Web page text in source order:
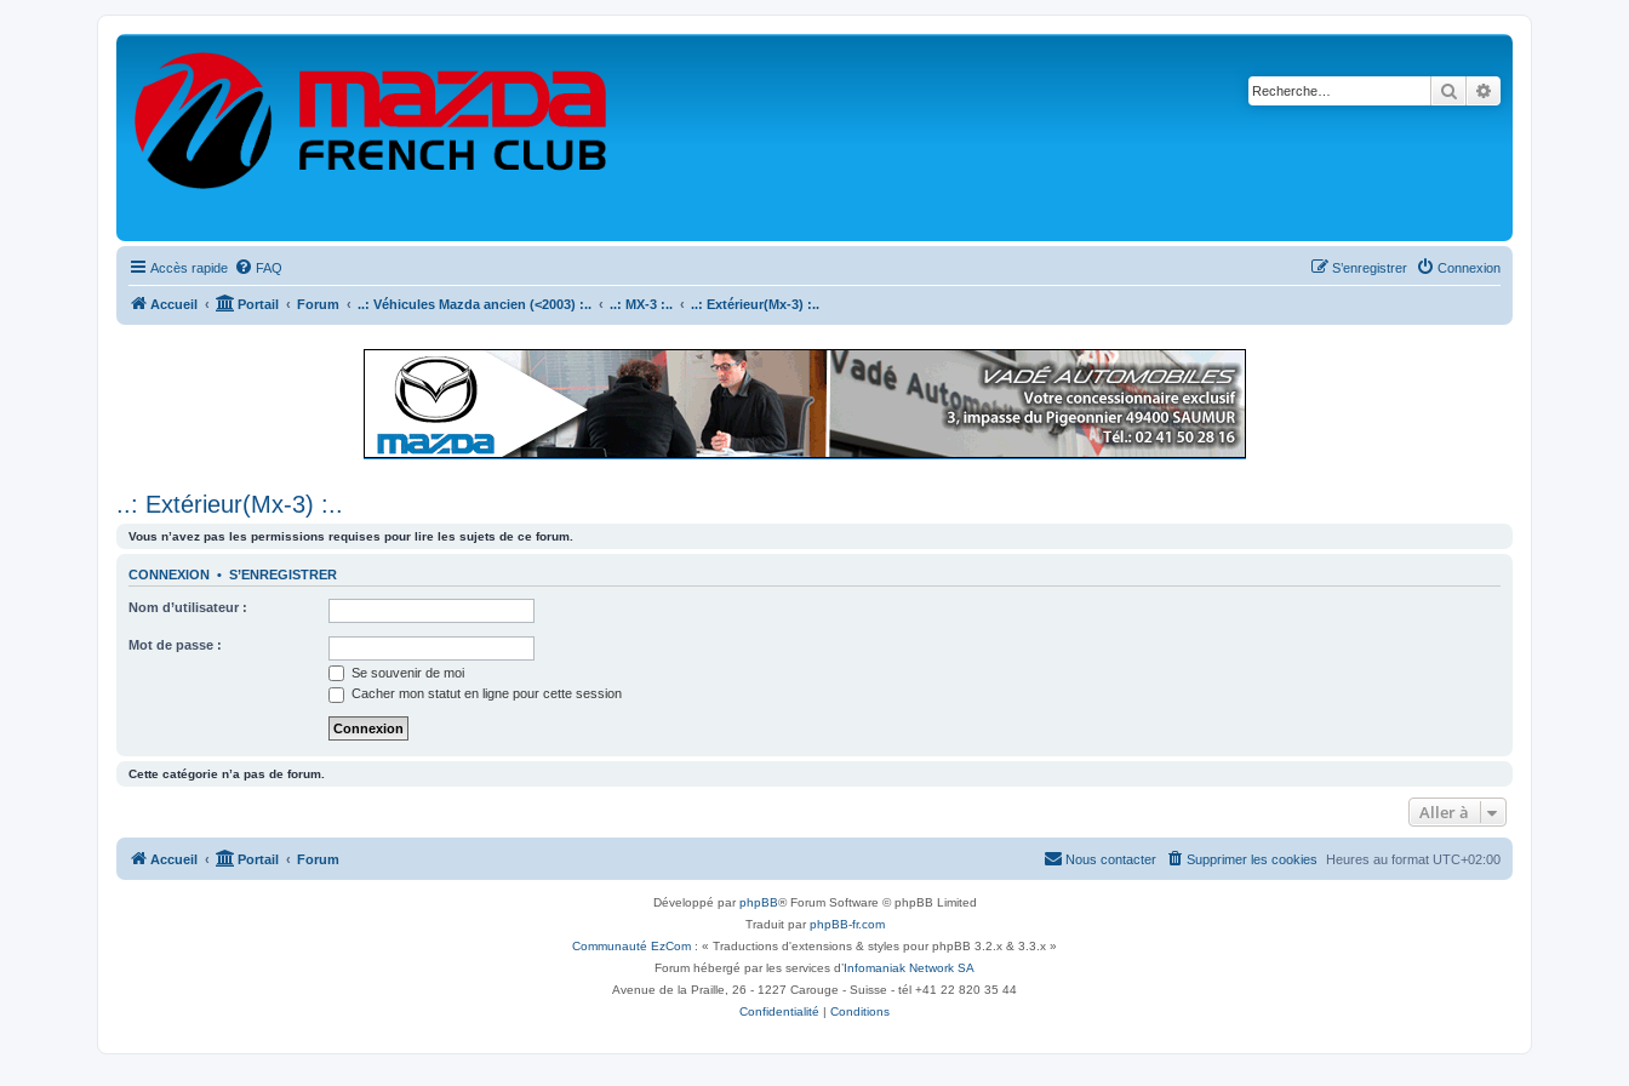
Rechercher
Accès rapide FAQ Connexion
S’enregistrer
Accueil Portail Forum ..: Véhicules Mazda ancien (<2003) :.. ..: MX-3 :.. ..: Extérieur(Mx-3) :..
..: Extérieur(Mx-3) :..
Vous n’avez pas les permissions requises pour lire les sujets de ce forum.
CONNEXION • S’ENREGISTRER
Nom d’utilisateur :
Mot de passe :
Se souvenir de moi
Cacher mon statut en ligne pour cette session
Cette catégorie n’a pas de forum.
Aller à
Accueil Portail Forum Heures au format UTC+02:00
Supprimer les cookies
Nous contacter
Développé parphpBB® Forum Software © phpBB Limited
Traduit parphpBB-fr.com
Communauté EzCom : « Traductions d'extensions & styles pour phpBB 3.2.x & 3.3.x »
Forum hébergé par les services d’Infomaniak Network SA
Avenue de la Praille, 26 - 1227 Carouge - Suisse - tél +41 22 820 35 44
Confidentialité | Conditions